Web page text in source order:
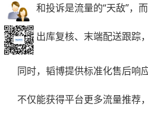
差评和投诉是流量的“天敌”，
订单出库复核、末端配送跟踪
同时，韬博提供标准化售后响
不仅能获得平台更多流量推荐